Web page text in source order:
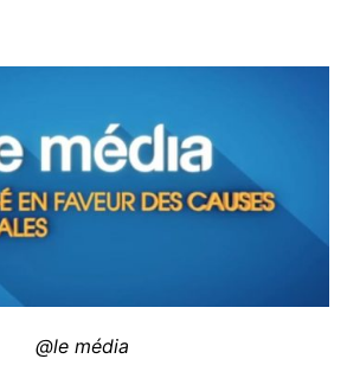
@le média